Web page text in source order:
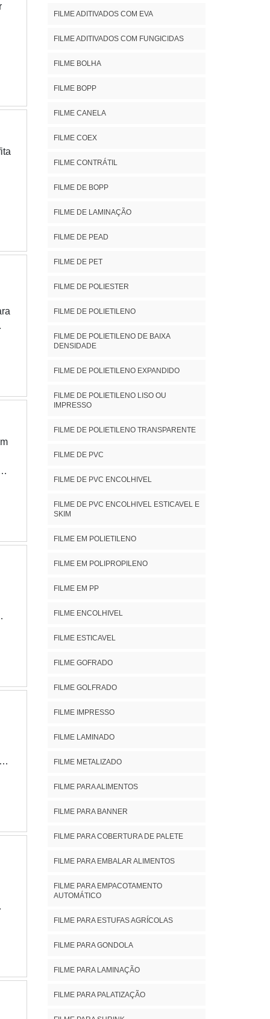
-
FILME ADITIVADOS COM EVA
FILME ADITIVADOS COM FUNGICIDAS
FILME BOLHA
FILME BOPP
FILME CANELA
FILME COEX
FILME CONTRÁTIL
FILME DE BOPP
FILME DE LAMINAÇÃO
FILME DE PEAD
FILME DE PET
FILME DE POLIESTER
FILME DE POLIETILENO
FILME DE POLIETILENO DE BAIXA
DENSIDADE
FILME DE POLIETILENO EXPANDIDO
FILME DE POLIETILENO LISO OU
IMPRESSO
FILME DE POLIETILENO TRANSPARENTE
FILME DE PVC
FILME DE PVC ENCOLHIVEL
FILME DE PVC ENCOLHIVEL ESTICAVEL E
SKIM
FILME EM POLIETILENO
FILME EM POLIPROPILENO
FILME EM PP
FILME ENCOLHIVEL
FILME ESTICAVEL
FILME GOFRADO
FILME GOLFRADO
FILME IMPRESSO
FILME LAMINADO
FILME METALIZADO
FILME PARA ALIMENTOS
FILME PARA BANNER
FILME PARA COBERTURA DE PALETE
FILME PARA EMBALAR ALIMENTOS
FILME PARA EMPACOTAMENTO
AUTOMÁTICO
FILME PARA ESTUFAS AGRÍCOLAS
FILME PARA GONDOLA
FILME PARA LAMINAÇÃO
FILME PARA PALATIZAÇÃO